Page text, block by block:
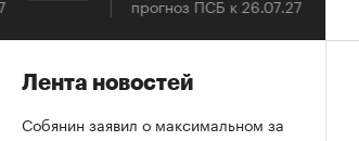
прогноз ПСБ к 26.07.27
Лента новостей
Собянин заявил о максимальном за